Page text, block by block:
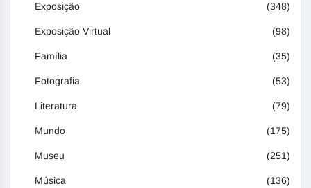
Exposição (348)
Exposição Virtual (98)
Família (35)
Fotografia (53)
Literatura (79)
Mundo (175)
Museu (251)
Música (136)